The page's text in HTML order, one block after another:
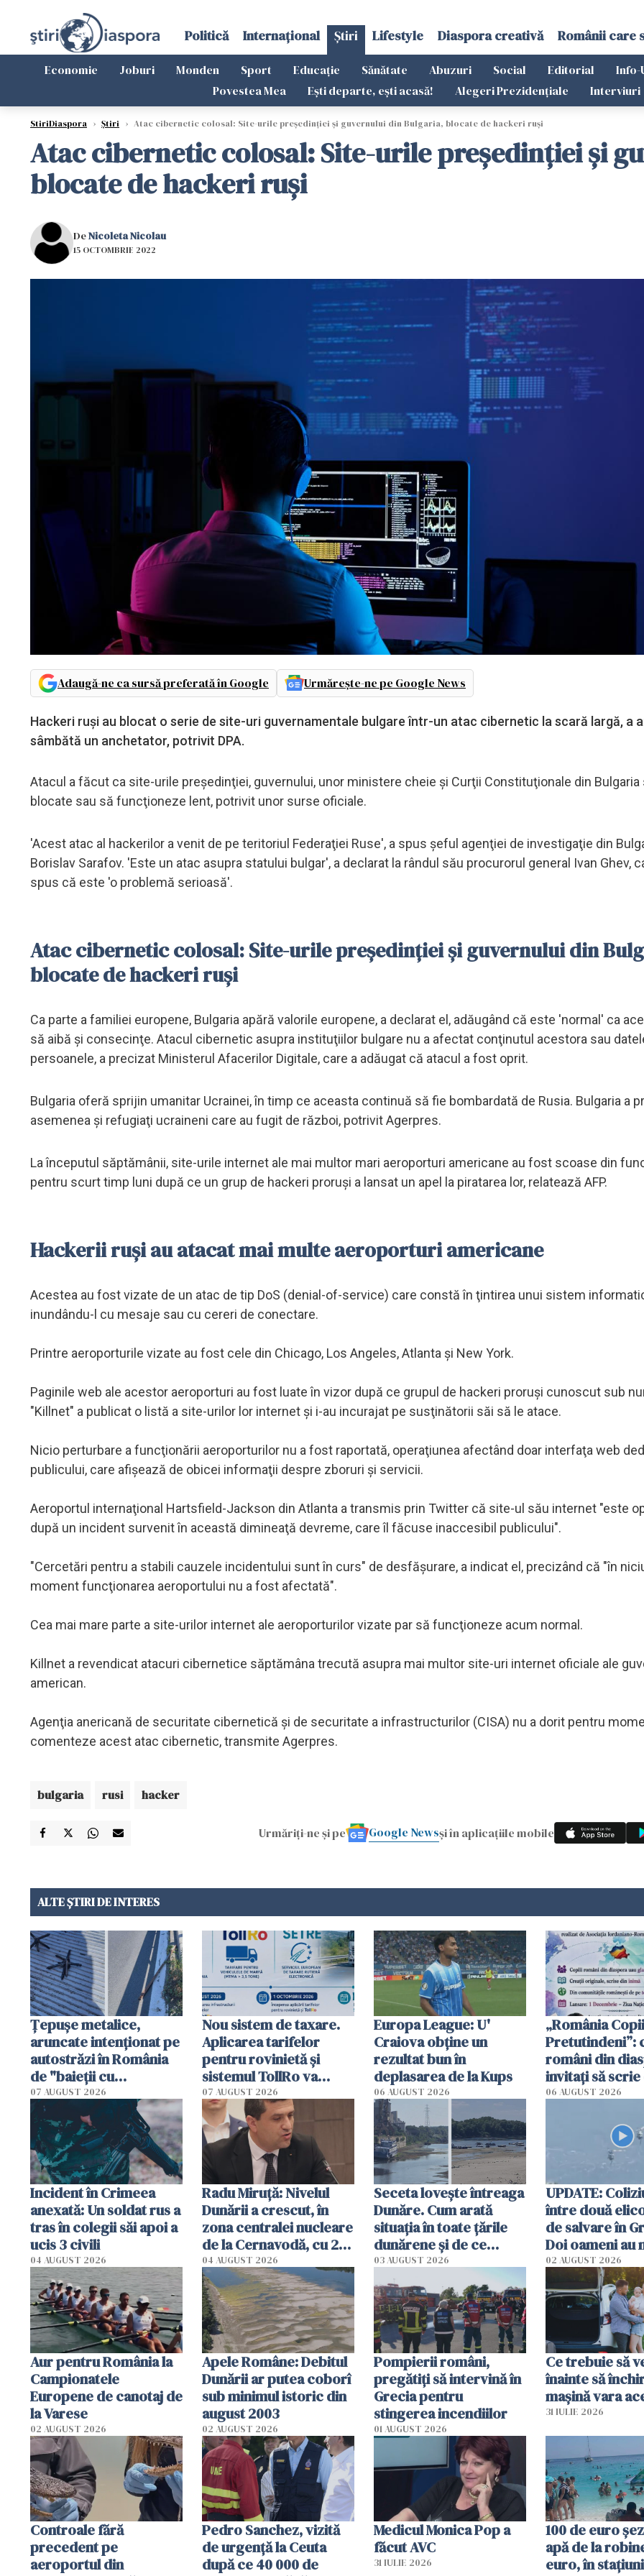
Politică Internațional Știri Lifestyle Diaspora creativă Românii care
Economie Joburi Monden Sport Educație Sănătate Abuzuri Social Editorial Info-
Povestea Mea
Ești departe, ești acasă! Alegeri Prezidențiale Interviuri
StiriDiaspora › Știri › Atac cibernetic colosal: Site-urile preşedinţiei şi guvernului din Bulgaria, blocate de hackeri ruşi
Atac cibernetic colosal: Site-urile preşedinţiei şi
blocate de hackeri ruşi
DeNicoleta Nicolau
15 OCTOMBRIE 2022
Adaugă-ne ca sursă preferată în Google Urmărește-ne pe Google News
Hackeri ruşi au blocat o serie de site-uri guvernamentale bulgare într-un atac cibernetic la scară largă, a
sâmbătă un anchetator, potrivit DPA.
Atacul a făcut ca site-urile preşedinţiei, guvernului, unor ministere cheie şi Curţii Constituţionale din Bulgaria
blocate sau să funcţioneze lent, potrivit unor surse oficiale.
'Acest atac al hackerilor a venit de pe teritoriul Federaţiei Ruse', a spus şeful agenţiei de investigaţie din
Borislav Sarafov. 'Este un atac asupra statului bulgar', a declarat la rândul său procurorul general Ivan Ghev,
spus că este 'o problemă serioasă'.
Atac cibernetic colosal: Site-urile preşedinţiei şi guvernului din
blocate de hackeri ruşi
Ca parte a familiei europene, Bulgaria apără valorile europene, a declarat el, adăugând că este 'normal' ca
să aibă şi consecinţe. Atacul cibernetic asupra instituţiilor bulgare nu a afectat conţinutul acestora sau
persoanele, a precizat Ministerul Afacerilor Digitale, care a adăugat că atacul a fost oprit.
Bulgaria oferă sprijin umanitar Ucrainei, în timp ce aceasta continuă să fie bombardată de Rusia. Bulgaria a
asemenea şi refugiaţi ucraineni care au fugit de război, potrivit Agerpres.
La începutul săptămânii, site-urile internet ale mai multor mari aeroporturi americane au fost scoase din
pentru scurt timp luni după ce un grup de hackeri proruşi a lansat un apel la piratarea lor, relatează AFP.
Hackerii ruși au atacat mai multe aeroporturi americane
Acestea au fost vizate de un atac de tip DoS (denial-of-service) care constă în ţintirea unui sistem
inundându-l cu mesaje sau cu cereri de conectare.
Printre aeroporturile vizate au fost cele din Chicago, Los Angeles, Atlanta şi New York.
Paginile web ale acestor aeroporturi au fost luate în vizor după ce grupul de hackeri proruşi cunoscut sub
"Killnet" a publicat o listă a site-urilor lor internet şi i-au incurajat pe susţinătorii săi să le atace.
Nicio perturbare a funcţionării aeroporturilor nu a fost raportată, operaţiunea afectând doar interfaţa web
publicului, care afişează de obicei informaţii despre zboruri şi servicii.
Aeroportul internaţional Hartsfield-Jackson din Atlanta a transmis prin Twitter că site-ul său internet "este
după un incident survenit în această dimineaţă devreme, care îl făcuse inaccesibil publicului".
"Cercetări pentru a stabili cauzele incidentului sunt în curs" de desfăşurare, a indicat el, precizând că "în
moment funcţionarea aeroportului nu a fost afectată".
Cea mai mare parte a site-urilor internet ale aeroporturilor vizate par să funcţioneze acum normal.
Killnet a revendicat atacuri cibernetice săptămâna trecută asupra mai multor site-uri internet oficiale ale
american.
Agenţia anericană de securitate cibernetică şi de securitate a infrastructurilor (CISA) nu a dorit pentru
comenteze acest atac cibernetic, transmite Agerpres.
bulgaria rusi hacker
Urmăriți-ne și pe Google Newsși în aplicațiile mobile
ALTE ȘTIRI DE INTERES
Țepușe metalice,
aruncate intenționat pe
autostrăzi în România
de "baieții cu
platforme": "Mi-au
cerut 1200 lei să mă
tracteze"
07 AUGUST 2026
Nou sistem de taxare.
Aplicarea tarifelor
pentru rovinietă şi
sistemul TollRo va
începe la 1 octombrie
07 AUGUST 2026
Europa League: U'
Craiova obține un
rezultat bun în
deplasarea de la Kups
06 AUGUST 2026
„România
Pretutindeni”:
români din
invitați să
România într-
06 AUGUST 2026
Incident în Crimeea
anexată: Un soldat rus a
tras în colegii săi apoi a
ucis 3 civili
04 AUGUST 2026
Radu Miruţă: Nivelul
Dunării a crescut, în
zona centralei nucleare
de la Cernavodă, cu 2
cm faţă de ziua trecută
04 AUGUST 2026
Seceta lovește întreaga
Dunăre. Cum arată
situația în toate țările
dunărene și de ce
România resimte
efectele, deși a plouat
în iulie
03 AUGUST 2026
UPDATE:
între două
de salvare în
Doi oameni au
02 AUGUST 2026
Aur pentru România la
Campionatele
Europene de canotaj de
la Varese
02 AUGUST 2026
Apele Române: Debitul
Dunării ar putea coborî
sub minimul istoric din
august 2003
02 AUGUST 2026
Pompierii români,
pregătiţi să intervină în
Grecia pentru
stingerea incendiilor
01 AUGUST 2026
Ce trebuie să
înainte să
mașină vara
31 IULIE 2026
Controale fără
precedent pe
aeroportul din
Pedro Sanchez, vizită
de urgență la Ceuta
după ce 40 000 de
Medicul Monica Pop a
făcut AVC
31 IULIE 2026
100 de euro
apă de la
euro, în